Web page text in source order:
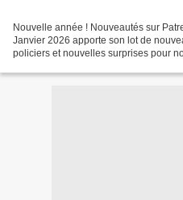
Nouvelle année ! Nouveautés sur
Janvier 2026 apporte son lot de
policiers et nouvelles surprises pour